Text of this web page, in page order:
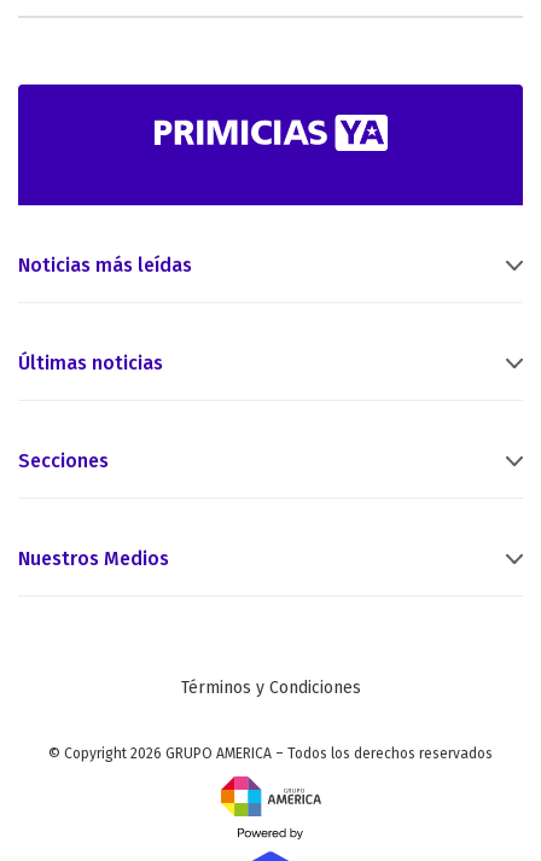
Noticias más leídas
Últimas noticias
Secciones
Nuestros Medios
Términos y Condiciones
© Copyright 2026 GRUPO AMERICA – Todos los derechos reservados